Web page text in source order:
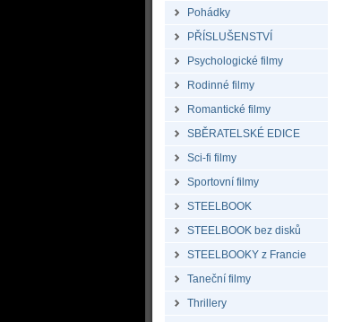
Pohádky
PŘÍSLUŠENSTVÍ
Psychologické filmy
Rodinné filmy
Romantické filmy
SBĚRATELSKÉ EDICE
Sci-fi filmy
Sportovní filmy
STEELBOOK
STEELBOOK bez disků
STEELBOOKY z Francie
Taneční filmy
Thrillery